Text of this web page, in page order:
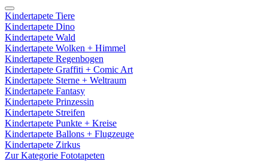
Kindertapete Tiere
Kindertapete Dino
Kindertapete Wald
Kindertapete Wolken + Himmel
Kindertapete Regenbogen
Kindertapete Graffiti + Comic Art
Kindertapete Sterne + Weltraum
Kindertapete Fantasy
Kindertapete Prinzessin
Kindertapete Streifen
Kindertapete Punkte + Kreise
Kindertapete Ballons + Flugzeuge
Kindertapete Zirkus
Zur Kategorie Fototapeten